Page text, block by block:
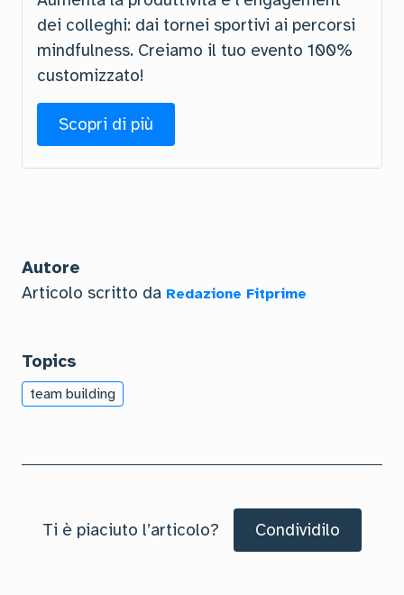
dei colleghi: dai tornei sportivi ai percorsi
mindfulness. Creiamo il tuo evento 100%
customizzato!
Scopri di più
Autore
Articolo scritto da Redazione Fitprime
Topics
team building
Ti è piaciuto l’articolo? Condividilo